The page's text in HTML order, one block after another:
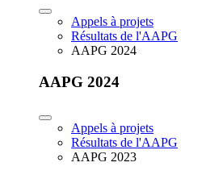
Appels à projets
Résultats de l'AAPG
AAPG 2024
AAPG 2024
Appels à projets
Résultats de l'AAPG
AAPG 2023